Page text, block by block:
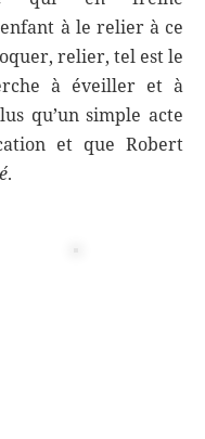
à le relier à ce
relier, tel est le
à éveiller et à
qu’un simple acte
et que Robert
.